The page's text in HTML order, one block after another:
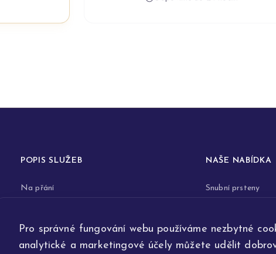
Pro správné fungování webu používáme nezbytné
analytické a marketingové účely můžete udělit
POPIS SLUŽEB
Na přání
Opravy a renovace šperků
Výkup zlata
NAŠE NABÍDKA
Snubní prsteny
Šperky
Na přání